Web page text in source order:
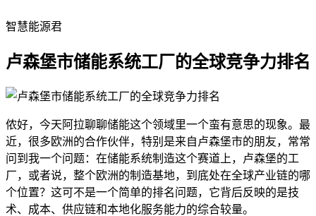
智慧能源君
卢森堡市储能系统工厂的全球竞争力排名
侬好，今天阿拉聊聊储能这个领域里一个蛮有意思的现象。最
近，很多欧洲的合作伙伴，特别是来自卢森堡市的朋友，常常
问到我一个问题：在储能系统制造这个赛道上，卢森堡的工
厂，或者说，整个欧洲的制造基地，到底处在全球产业链的哪
个位置？这可不是一个简单的排名问题，它背后反映的是技
术、成本、供应链和本地化服务能力的综合较量。